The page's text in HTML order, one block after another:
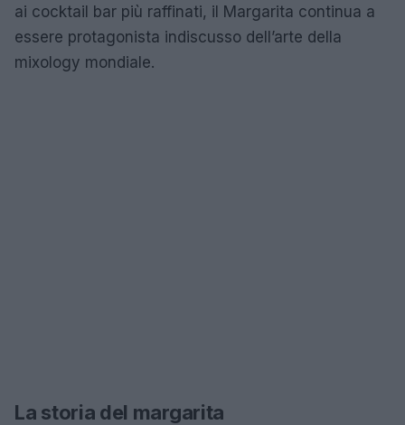
ai cocktail bar più raffinati, il Margarita continua a
essere protagonista indiscusso dell’arte della
mixology mondiale.
La storia del margarita